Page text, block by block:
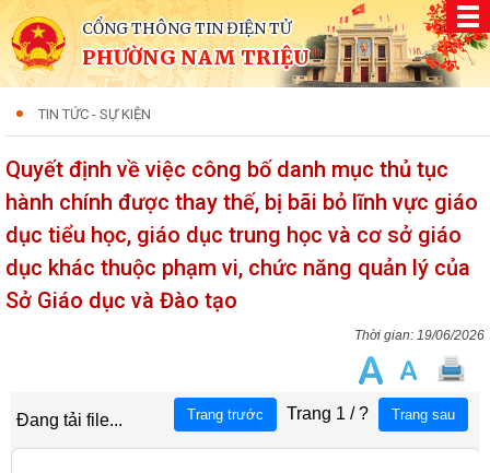
CỔNG THÔNG TIN ĐIỆN TỬ
PHƯỜNG NAM TRIỆU
TIN TỨC - SỰ KIỆN
Quyết định về việc công bố danh mục thủ tục
hành chính được thay thế, bị bãi bỏ lĩnh vực giáo
dục tiểu học, giáo dục trung học và cơ sở giáo
dục khác thuộc phạm vi, chức năng quản lý của
Sở Giáo dục và Đào tạo
19/06/2026